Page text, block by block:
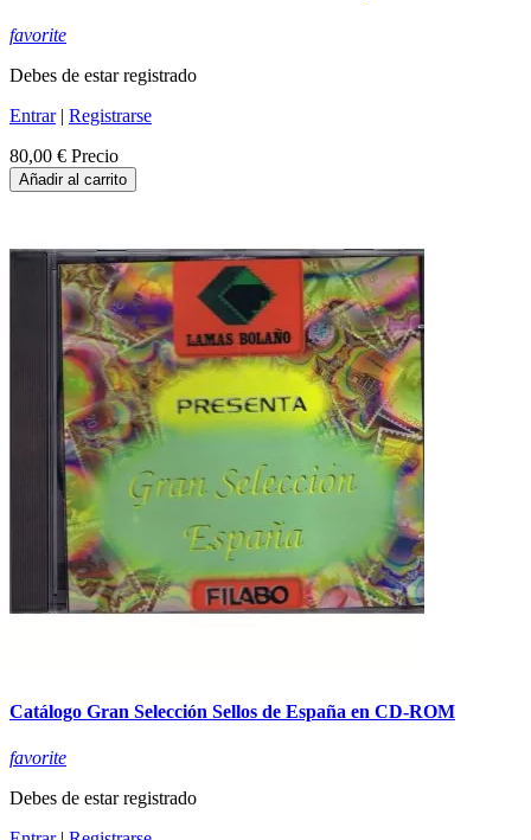
favorite
Debes de estar registrado
Entrar| Registrarse
80,00 € Precio
Añadir al carrito
Catálogo Gran Selección Sellos de España en CD-ROM
favorite
Debes de estar registrado